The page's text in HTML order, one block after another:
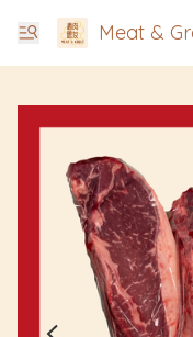
Meat &